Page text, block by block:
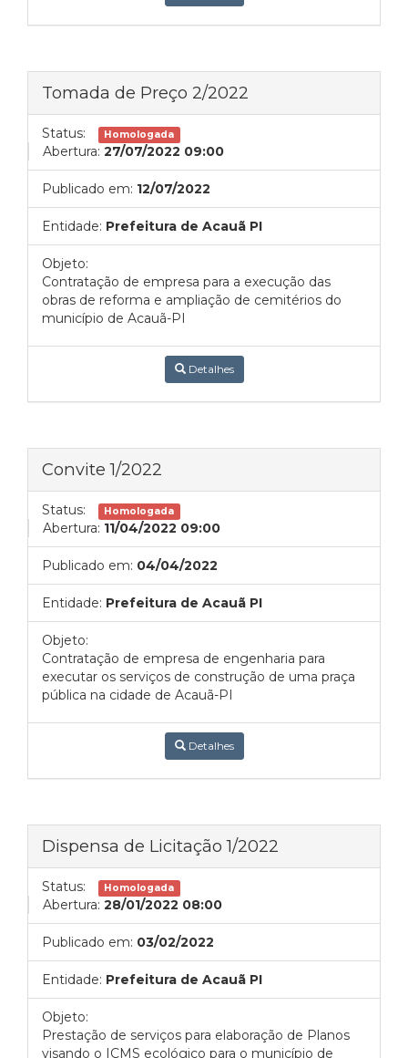
Tomada de Preço 2/2022
Status: Homologada
Abertura: 27/07/2022 09:00
Publicado em: 12/07/2022
Entidade: Prefeitura de Acauã PI
Objeto:
Contratação de empresa para a execução das
obras de reforma e ampliação de cemitérios do
município de Acauã-PI
Detalhes
Convite 1/2022
Status: Homologada
Abertura: 11/04/2022 09:00
Publicado em: 04/04/2022
Entidade: Prefeitura de Acauã PI
Objeto:
Contratação de empresa de engenharia para
executar os serviços de construção de uma praça
pública na cidade de Acauã-PI
Detalhes
Dispensa de Licitação 1/2022
Status: Homologada
Abertura: 28/01/2022 08:00
Publicado em: 03/02/2022
Entidade: Prefeitura de Acauã PI
Objeto:
Prestação de serviços para elaboração de Planos
visando o ICMS ecológico para o município de